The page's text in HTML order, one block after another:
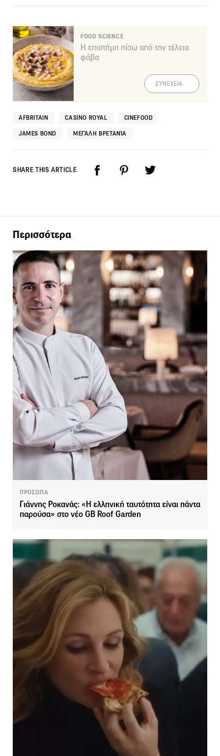
FOOD SCIENCE
Η επιστήμη πίσω από την τέλεια
φάβα
ΣΥΝΕΧΕΙΑ
AFBRITAIN CASINO ROYAL CINEFOOD
JAMES BOND ΜΕΓΆΛΗ ΒΡΕΤΑΝΊΑ
SHARE THIS ARTICLE
Περισσότερα
ΠΡΟΣΩΠΑ
Γιάννης Ροκανάς: «Η ελληνική ταυτότητα είναι πάντα
παρούσα» στο νέο GB Roof Garden